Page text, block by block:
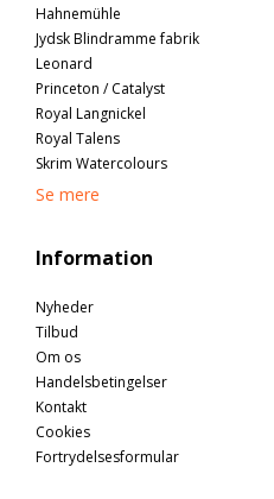
Hahnemühle
Jydsk Blindramme fabrik
Leonard
Princeton / Catalyst
Royal Langnickel
Royal Talens
Skrim Watercolours
Se mere
Information
Nyheder
Tilbud
Om os
Handelsbetingelser
Kontakt
Cookies
Fortrydelsesformular